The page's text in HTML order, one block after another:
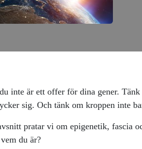
inte är ett offer för dina gener.
sig. Och tänk om kroppen inte
pratar vi om epigenetik, fascia
du är?